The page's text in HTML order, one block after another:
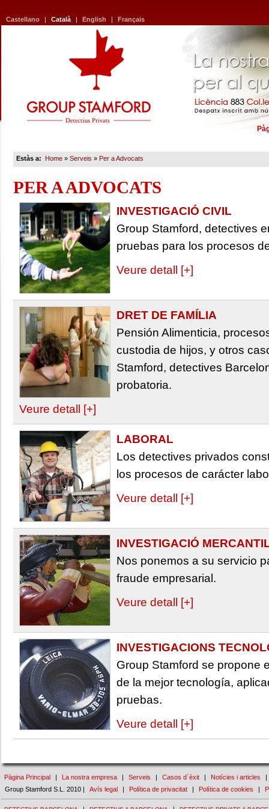
Castellano | Català | English | Français
Estàs a: Home» Serveis » Per a Advocats
PER A ADVOCATS
INVESTIGACIÓ CIVIL
Group Stamford, detectives
pruebas para los procesos
Veure detall [+]
DRET DE FAMÍLIA
Pensión Alimenticia,
custodia de hijos, y otros
Stamford, detectives
probatoria.
Veure detall [+]
LABORAL
Los detectives privados
los procesos de carácter
Veure detall [+]
INVESTIGACIÓ
Nos ponemos a su servicio
fraude empresarial.
Veure detall [+]
INVESTIGACIONS
Group Stamford se propone
de la mejor tecnología,
pruebas.
Veure detall [+]
Pàgina Principal | La nostra empresa | Serveis | Casos d´èxit | Notícies i articles
|
Group Stamford S.L. 2010 |
Avís legal | Política de privacitat | Política de cookies |